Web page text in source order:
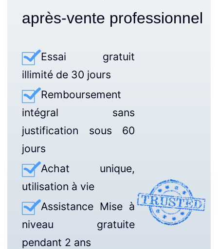
après-vente professionnel
Essai gratuit
illimité de 30 jours
Remboursement
intégral sans
justification sous 60
jours
Achat unique,
utilisation à vie
Assistance Mise à
niveau gratuite
pendant 2 ans